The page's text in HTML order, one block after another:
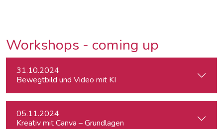
Workshops - coming up
31.10.2024
Bewegtbild und Video mit KI
05.11.2024
Kreativ mit Canva – Grundlagen